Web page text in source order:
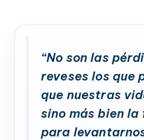
“No son las
reveses los que
que nuestras
sino más bien
para